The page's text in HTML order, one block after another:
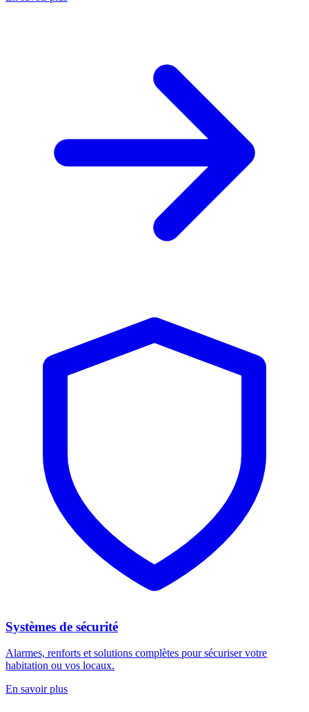
Systèmes de sécurité
Alarmes, renforts et solutions complètes pour sécuriser votre
habitation ou vos locaux.
En savoir plus